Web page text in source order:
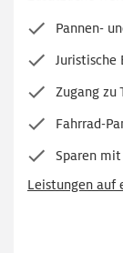
Pannen-
Juristische
Zugang zu
Fahrrad-
Sparen
Leistungen auf